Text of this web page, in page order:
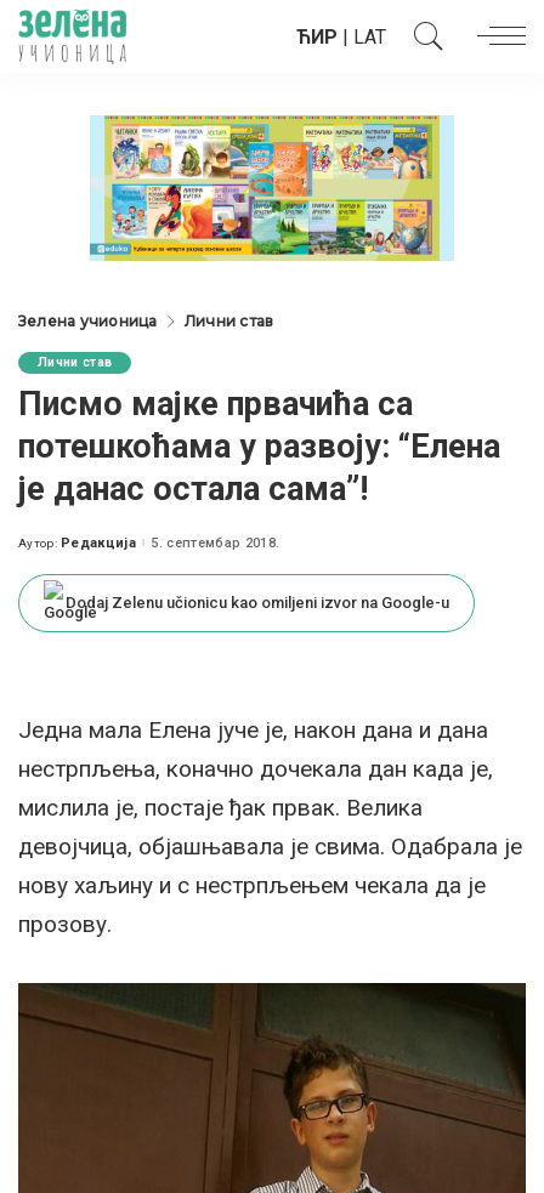
ЋИР | LAT
Зелена учионица Лични став
Лични став
Писмо мајке првачића са
потешкоћама у развоју: “Елена
је данас остала сама”!
Posted
Аутор: Редакција 5. септембар 2018.
Dodaj Zelenu učionicu kao omiljeni izvor na Google-u
Једна мала Елена јуче је, након дана и дана
нестрпљења, коначно дочекала дан када је,
мислила је, постаје ђак првак. Велика
девојчица, објашњавала је свима. Одабрала је
нову хаљину и с нестрпљењем чекала да је
прозову.